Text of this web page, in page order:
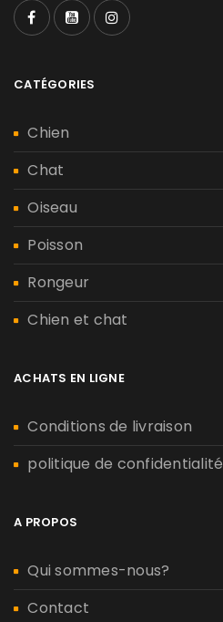
CATÉGORIES
Chien
Chat
Oiseau
Poisson
Rongeur
Chien et chat
ACHATS EN LIGNE
Conditions de livraison
politique de confidentialité
A PROPOS
Qui sommes-nous?
Contact